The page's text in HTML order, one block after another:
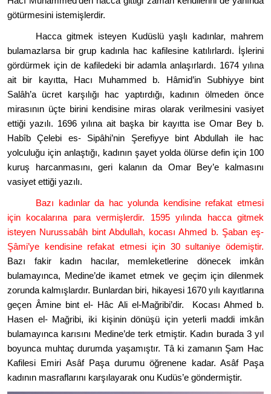
götürmesini istemişlerdir.
Hacca gitmek isteyen Kudüslü yaşlı kadınlar, mahrem
bulamazlarsa bir grup kadınla hac kafilesine katılırlardı. İşlerini
gördürmek için de kafiledeki bir adamla anlaşırlardı. 1674 yılına
ait bir kayıtta, Hacı Muhammed b. Hâmid’in Subhiyye bint
Salâh’a ücret karşılığı hac yaptırdığı, kadının ölmedenönce
mirasının üçte birini kendisine miras olarak verilmesini vasiyet
ettiği yazılı. 1696 yılına ait başka bir kayıtta ise Omar Bey b.
Habîb Çelebi es- Sipâhi’nin Şerefiyye bint Abdullah ile hac
yolculuğu için anlaştığı, kadının şayet yolda ö lürse defin için 100
kuruş harcanmasını, geri kalanın da Omar Bey’e kalmasını
vasiyet ettiği yazılı.
Bazı kadınlar da hac yolunda kendisine refakat etmesi
için kocalarına para vermişlerdir. 1595 yılında hacca gitmek
isteyen Nurussabâh bint Abdullah, kocası Ahmed b. Şaban eş-
Şâmi’ye kendisine refakat etmesi için 30 sultaniye ödemiştir.
Bazı fakir kadın hacılar, memleketlerine dönecek imkân
bulamayınca, Medine’de ikamet etmek ve geçim için dilenmek
zorunda kalmışlardır. Bunlardan biri, hikayesi 1670 yılı kayıtlarına
geçen Âmine bint el- Hâc Ali el-Mağribi’dir. Kocası Ahmed b.
Hasen el- Mağribi, iki kişinin dönüşü için yeterli maddi imkân
bulamayınca karısını Medine’de terk etmiştir. Kadın burada 3 yıl
boyunca muhtaç durumda yaşamıştır. Tâ ki zamanın Şam Hac
Kafilesi Emiri Asâf Paşa durumu öğrenene kadar. Asâf Paşa
kadının masraflarını karşılayarak onu Kudüs’e göndermiştir.